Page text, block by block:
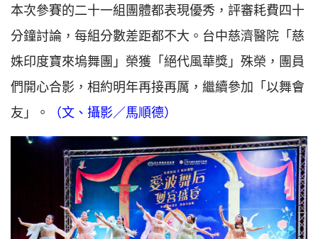
本次參賽的二十一組團體都表現優秀，評審耗費四十
分鐘討論，每組分數差距都不大。台中慈濟醫院「慈
姝印度寶來塢舞團」榮獲「絕代風華獎」殊榮，團員
們開心合影，相約明年再接再厲，繼續參加「以舞會
友」。
（文、攝影／馬順德）